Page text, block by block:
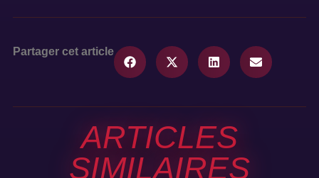
Partager cet article
ARTICLES
SIMILAIRES